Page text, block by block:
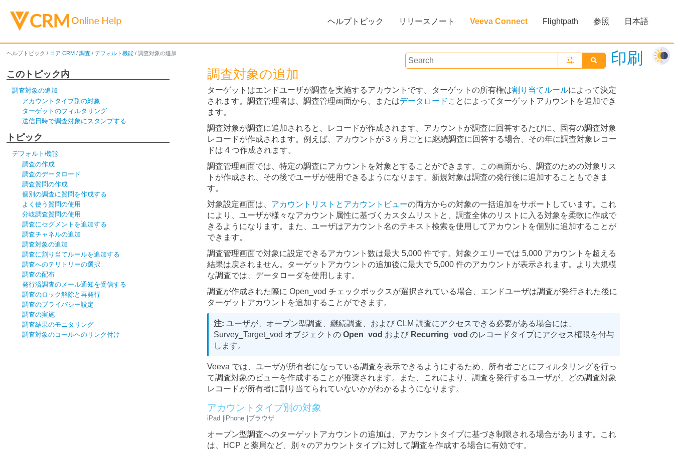
ヘルプトピック
リリースノート Veeva Connect Flightpath 参照 日本語
印刷
ヘルプトピック / コア CRM / 調査 / デフォルト機能 / 調査対象の追加
このトピック内
調査対象の追加
アカウントタイプ別の対象
ターゲットのフィルタリング
送信日時で調査対象にスタンプする
トピック
デフォルト機能
調査の作成
調査のデータロード
調査質問の作成
個別の調査に質問を作成する
よく使う質問の使用
分岐調査質問の使用
調査にセグメントを追加する
調査チャネルの追加
調査対象の追加
調査に割り当てルールを追加する
調査へのテリトリーの選択
調査の配布
発行済調査のメール通知を受信する
調査のロック解除と再発行
調査のプライバシー設定
調査の実施
調査結果のモニタリング
調査対象のコールへのリンク付け
調査対象の追加
ターゲットはエンドユーザが調査を実施するアカウントです。ターゲットの所有権は割り当てルールによって決定
されます。調査管理者は、調査管理画面から、またはデータロード ことによってターゲットアカウントを追加でき
ます。
調査対象が調査に追加されると、レコードが作成されます。アカウントが調査に回答するたびに、固有の調査対象
レコードが作成されます。例えば、アカウントが 3 ヶ月ごとに継続調査に回答する場合、その年に調査対象レコー
ドは 4 つ作成されます。
調査管理画面では、特定の調査にアカウントを対象とすることができます。この画面から、調査のための対象リス
トが作成され、その後でユーザが使用できるようになります。新規対象は調査の発行後に追加することもできま
す。
対象設定画面は、 アカウントリストとアカウントビューの両方からの対象の一括追加をサポートしています。これ
により、ユーザが様々なアカウント属性に基づくカスタムリストと、調査全体のリストに入る対象を柔軟に作成で
きるようになります。また、ユーザはアカウント名のテキスト検索を使用してアカウントを個別に追加することが
できます。
調査管理画面で対象に設定できるアカウント数は最大 5,000 件です。対象クエリーでは 5,000 アカウントを超える
結果は戻されません。ターゲットアカウントの追加後に最大で 5,000 件のアカウントが表示されます。より大規模
な調査では、データローダを使用します。
調査が作成された際に Open_vod チェックボックスが選択されている場合、エンドユーザは調査が発行された後に
ターゲットアカウントを追加することができます。
ユーザが、オープン型調査、継続調査、および CLM 調査にアクセスできる必要がある場合には、
Survey_Target_vod オブジェクトのOpen_vod および Recurring_vod のレコードタイプにアクセス権限を付与
します。
Veeva では、ユーザが所有者になっている調査を表示できるようにするため、所有者ごとにフィルタリングを行っ
て調査対象のビューを作成することが推奨されます。また、これにより、調査を発行するユーザが、どの調査対象
レコードが所有者に割り当てられていないかがわかるようになります。
アカウントタイプ別の対象
iPad iPhone ブラウザ
オープン型調査へのターゲットアカウントの追加は、アカウントタイプに基づき制限される場合があります。これ
は、HCP と薬局など、別々のアカウントタイプに対して調査を作成する場合に有効です。
フィードバック